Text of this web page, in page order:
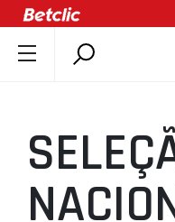
ÚLTIMAS
COMPETIÇÕES
ASSOCIAÇÕES